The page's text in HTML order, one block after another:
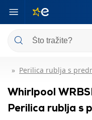
Perilica rublja s
Whirlpool
Perilica rublja s